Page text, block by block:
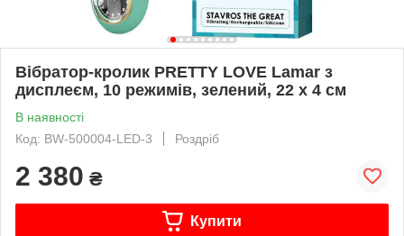
Вібратор-кролик PRETTY LOVE Lamar з
дисплеєм, 10 режимів, зелений, 22 х 4 см
В наявності
Код: BW-500004-LED-3
Роздріб
2 380 ₴
Купити